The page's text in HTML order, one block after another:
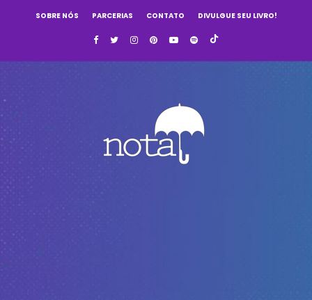
SOBRE NÓS PARCERIAS CONTATO DIVULGUE SEU LIVRO!